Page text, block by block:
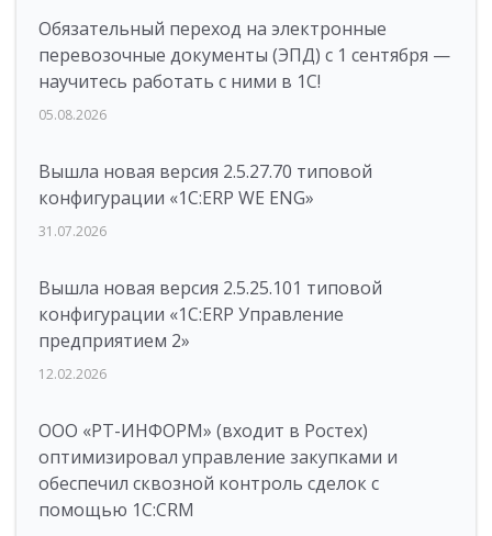
Обязательный переход на электронные
перевозочные документы (ЭПД) с 1 сентября —
научитесь работать с ними в 1С!
05.08.2026
Вышла новая версия 2.5.27.70 типовой
конфигурации «1С:ERP WE ENG»
31.07.2026
Вышла новая версия 2.5.25.101 типовой
конфигурации «1С:ERP Управление
предприятием 2»
12.02.2026
ООО «РТ-ИНФОРМ» (входит в Ростех)
оптимизировал управление закупками и
обеспечил сквозной контроль сделок с
помощью 1С:CRM